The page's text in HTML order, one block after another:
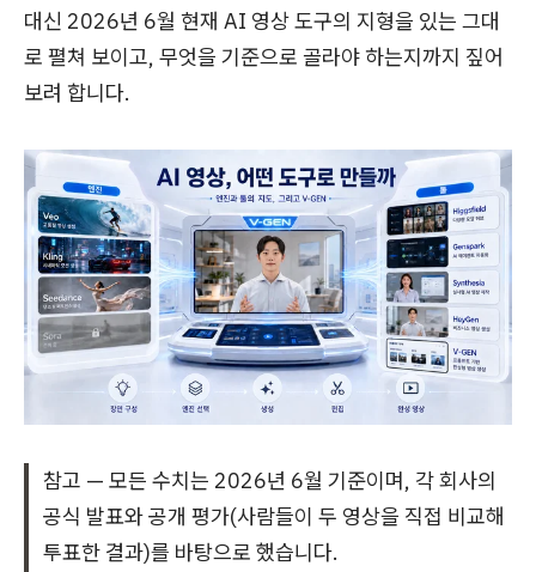
대신 2026년 6월 현재 AI 영상 도구의 지형을 있는 그대
로 펼쳐 보이고, 무엇을 기준으로 골라야 하는지까지 짚어
보려 합니다.
참고 — 모든 수치는 2026년 6월 기준이며, 각 회사의
공식 발표와 공개 평가(사람들이 두 영상을 직접 비교해
투표한 결과)를 바탕으로 했습니다.